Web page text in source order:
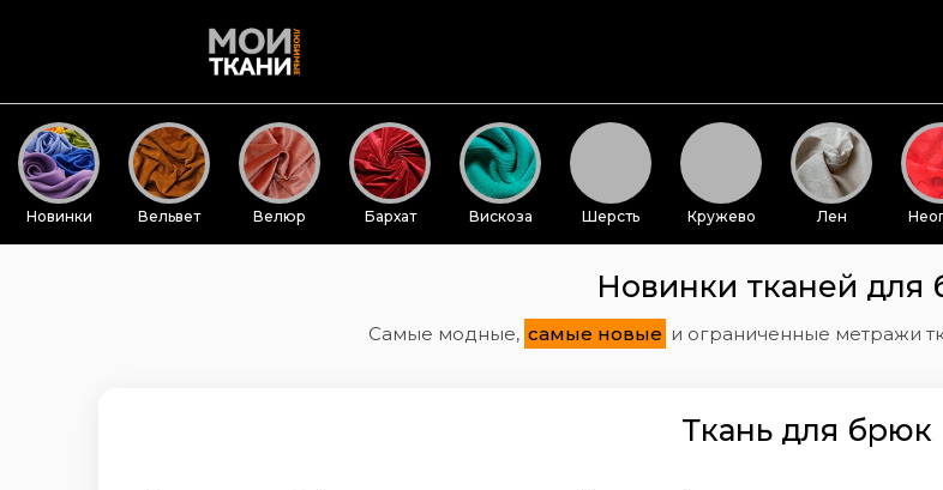
Новинки Вельвет Велюр Бархат Вискоза Шерсть Кружево Лен
Новинки тканей для
Самые модные, самые новые и ограниченные метражи
Ткань для брюк